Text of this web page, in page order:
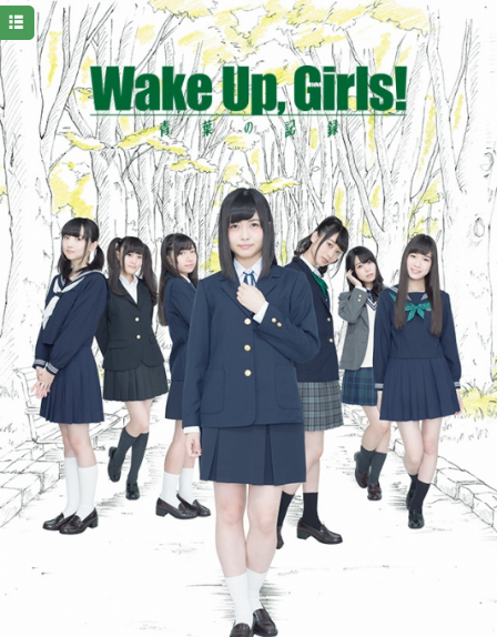
HOME
NEWS
TICKET&SCHEDULE
CAST&STAFF
STORY
Q&A
Twitter